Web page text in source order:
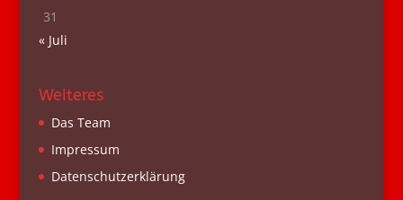
31
« Juli
Weiteres
Das Team
Impressum
Datenschutzerklärung